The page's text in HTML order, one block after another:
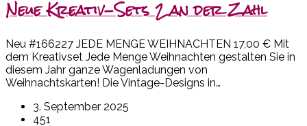
Neue Kreativ-Sets 2 an der Zahl
Neu #166227 JEDE MENGE WEIHNACHTEN 17,00 € Mit
dem Kreativset Jede Menge Weihnachten gestalten Sie in
diesem Jahr ganze Wagenladungen von
Weihnachtskarten! Die Vintage-Designs in…
3. September 2025
451